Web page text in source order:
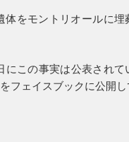
をモントリオールに
この事実は公表され
フェイスブックに公開し